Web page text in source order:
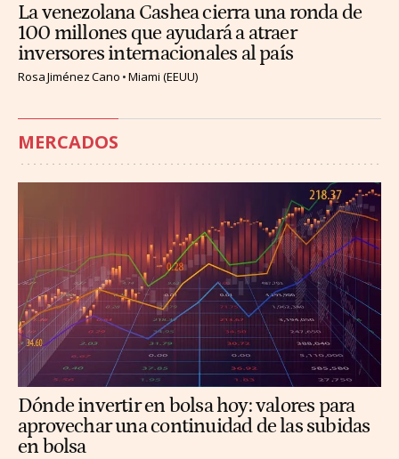
La venezolana Cashea cierra una ronda de
100 millones que ayudará a atraer
inversores internacionales al país
Rosa Jiménez Cano Miami (EEUU)
MERCADOS
Dónde invertir en bolsa hoy: valores para
aprovechar una continuidad de las subidas
en bolsa